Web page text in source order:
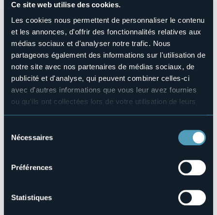
Ce site web utilise des cookies.
Les cookies nous permettent de personnaliser le contenu
et les annonces, d'offrir des fonctionnalités relatives aux
médias sociaux et d'analyser notre trafic. Nous
partageons également des informations sur l'utilisation de
notre site avec nos partenaires de médias sociaux, de
publicité et d'analyse, qui peuvent combiner celles-ci
avec d'autres informations que vous leur avez fournies
ou qu'ils ont collectées lors de votre utilisation de leurs
services.
manière de les gérer et de les supprimer,
cliquez ici
Nécessaires
Préférences
Statistiques
Domenica 19 aprile 2026 dalle ore 10.00 alle ore 19.00
presso il lungolago Marconi si terrà laMostra “Arte a cielo
La città si tinge con i colori e la fantasia degli Artisti del
Lago Maggiore.
Organisateur de l'événement
Gli Artisti del Lago Maggiore
Lieu de l'événement
Corso Marconi (lungolago)
E-mail
artistidellagomaggiore@gmail.com
http://www.gliartistidellagomaggiore.com
Marconi